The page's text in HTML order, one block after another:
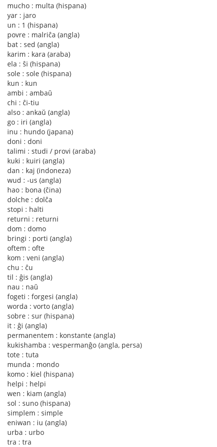
mucho : multa (hispana)
yar : jaro
un : 1 (hispana)
povre : malriĉa (angla)
bat : sed (angla)
karim : kara (araba)
ela : ŝi (hispana)
sole : sole (hispana)
kun : kun
ambi : ambaŭ
chi : ĉi-tiu
also : ankaŭ (angla)
go : iri (angla)
inu : hundo (japana)
doni : doni
talimi : studi / provi (araba)
kuki : kuiri (angla)
dan : kaj (indoneza)
wud : -us (angla)
hao : bona (ĉina)
dolche : dolĉa
stopi : halti
returni : returni
dom : domo
bringi : porti (angla)
oftem : ofte
kom : veni (angla)
chu : ĉu
til : ĝis (angla)
nau : naŭ
fogeti : forgesi (angla)
worda : vorto (angla)
sobre : sur (hispana)
it : ĝi (angla)
permanentem : konstante (angla)
kukishamba : vespermanĝo (angla, persa)
tote : tuta
munda : mondo
komo : kiel (hispana)
helpi : helpi
wen : kiam (angla)
sol : suno (hispana)
simplem : simple
eniwan : iu (angla)
urba : urbo
tra : tra